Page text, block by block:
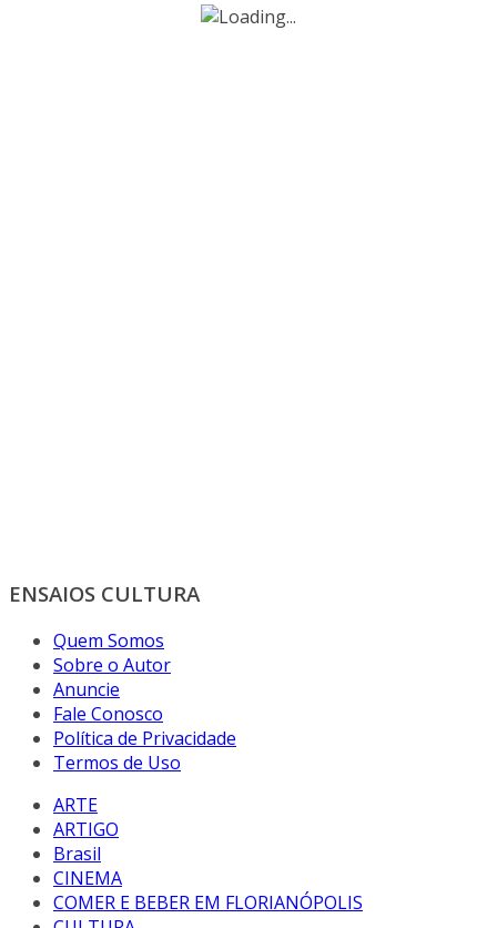
ENSAIOS CULTURA
Quem Somos
Sobre o Autor
Anuncie
Fale Conosco
Política de Privacidade
Termos de Uso
ARTE
ARTIGO
Brasil
CINEMA
COMER E BEBER EM FLORIANÓPOLIS